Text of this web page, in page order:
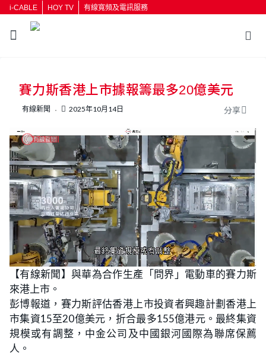
i-CABLE HOY TV 有線寬頻及電訊服務
按輸入鍵開始搜尋
賽力斯香港上市據報籌最多20億美元
有線新聞 2025年10月14日 分享
U
n
m
t
L
o
a
d
:
1
0
0
.
0
【有線新聞】與華為合作生產「問界」電動車的賽力斯
來港上市。
彭博報道，賽力斯評估香港上市投資者興趣計劃香港上
市集資15至20億美元，折合最多155億港元。最終集資
規模或有調整，中金公司及中國銀河國際為聯席保薦
人。